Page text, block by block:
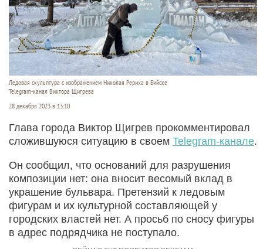
Ледовая скульптура с изображением Николая Рериха в Бийске
Telegram-канал Виктора Щигрева
28 декабря 2023 в 13:10
Глава города Виктор Щигрев прокомментировал
сложившуюся ситуацию в своем Telegram-канале.
Он сообщил, что оснований для разрушения
композиции нет: она вносит весомый вклад в
украшение бульвара. Претензий к ледовым
фигурам и их культурной составляющей у
городских властей нет. А просьб по сносу фигуры
в адрес подрядчика не поступало.